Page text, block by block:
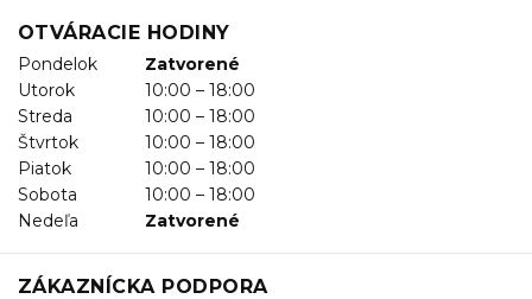
OTVÁRACIE HODINY
Pondelok
Zatvorené
Utorok
10:00 – 18:00
Streda
10:00 – 18:00
Štvrtok
10:00 – 18:00
Piatok
10:00 – 18:00
Sobota
10:00 – 18:00
Nedeľa
Zatvorené
ZÁKAZNÍCKA PODPORA